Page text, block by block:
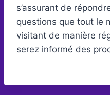
s’assurant de
questions que tout le
visitant de manière
serez informé des